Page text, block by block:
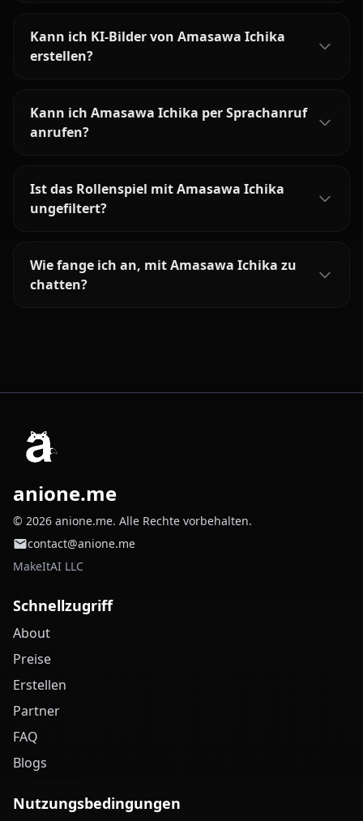
Kann ich KI-Bilder von Amasawa Ichika
erstellen?
Kann ich Amasawa Ichika per Sprachanruf
anrufen?
Ist das Rollenspiel mit Amasawa Ichika
ungefiltert?
Wie fange ich an, mit Amasawa Ichika zu
chatten?
anione.me
© 2026 anione.me. Alle Rechte vorbehalten.
contact@anione.me
MakeItAI LLC
Schnellzugriff
About
Preise
Erstellen
Partner
FAQ
Blogs
Nutzungsbedingungen